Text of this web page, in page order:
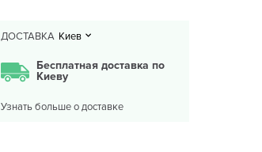
ДОСТАВКА Киев
Бесплатная доставка по
Киеву
Узнать больше о доставке